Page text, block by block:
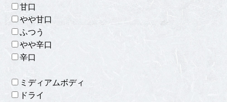
甘口
やや甘口
ふつう
やや辛口
辛口
ミディアムボディ
ドライ